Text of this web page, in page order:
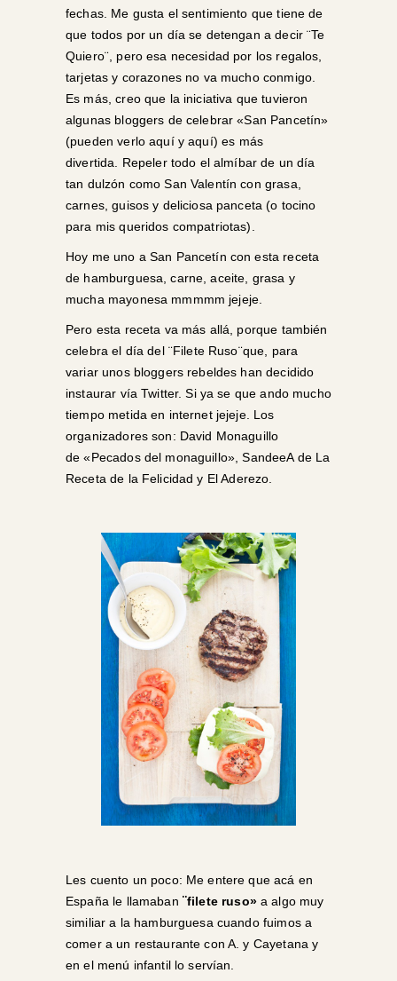
fechas. Me gusta el sentimiento que tiene de
que todos por un día se detengan a decir ¨Te
Quiero¨, pero esa necesidad por los regalos,
tarjetas y corazones no va mucho conmigo.
Es más, creo que la iniciativa que tuvieron
algunas bloggers de celebrar «San Pancetín»
(pueden verloaquíyaquí) es más
divertida. Repeler todo el almíbar de un día
tan dulzón como San Valentín con grasa,
carnes, guisos y deliciosa panceta (o tocino
para mis queridos compatriotas).
Hoy me uno a San Pancetín con esta receta
de hamburguesa, carne, aceite, grasa y
mucha mayonesa mmmmm jejeje.
Pero esta receta va más allá, porque también
celebra el día del ¨Filete Ruso¨que, para
variar unos bloggers rebeldes han decidido
instaurar vía Twitter. Si ya se que ando mucho
tiempo metida en internet jejeje. Los
organizadores son: David Monaguillo
de«Pecados del monaguillo» , SandeeA de La
Receta de la Felicidad y El Aderezo
Les cuento un poco: Me entere que acá en
España le llamaban ¨filete ruso»a algo muy
similiar a la hamburguesa cuando fuimos a
comer a un restaurante con A. y Cayetana y
en el menú infantil lo servían.